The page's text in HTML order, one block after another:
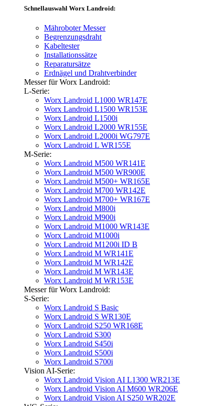
Schnellauswahl Worx Landroid:
Mähroboter Messer
Begrenzungsdraht
Kabeltester
Installationssätze
Reparatursätze
Erdnägel und Drahtverbinder
Messer für Worx Landroid:
L-Serie:
Worx Landroid L1000 WR147E
Worx Landroid L1500 WR153E
Worx Landroid L1500i
Worx Landroid L2000 WR155E
Worx Landroid L2000i WG797E
Worx Landroid L WR155E
M-Serie:
Worx Landroid M500 WR141E
Worx Landroid M500 WR900E
Worx Landroid M500+ WR165E
Worx Landroid M700 WR142E
Worx Landroid M700+ WR167E
Worx Landroid M800i
Worx Landroid M900i
Worx Landroid M1000 WR143E
Worx Landroid M1000i
Worx Landroid M1200i ID B
Worx Landroid M WR141E
Worx Landroid M WR142E
Worx Landroid M WR143E
Worx Landroid M WR153E
Messer für Worx Landroid:
S-Serie:
Worx Landroid S Basic
Worx Landroid S WR130E
Worx Landroid S250 WR168E
Worx Landroid S300
Worx Landroid S450i
Worx Landroid S500i
Worx Landroid S700i
Vision AI-Serie:
Worx Landroid Vision AI L1300 WR213E
Worx Landroid Vision AI M600 WR206E
Worx Landroid Vision AI S250 WR202E